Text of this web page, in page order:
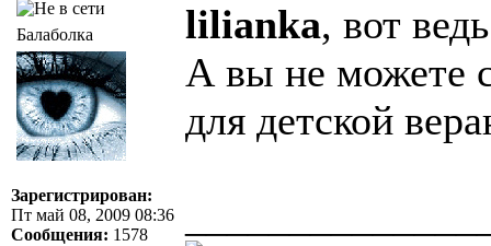
Балаболка
Зарегистрирован:
Пт май 08, 2009 08:36
Сообщения: 1578
lilianka, вот
А вы не можете
для детской